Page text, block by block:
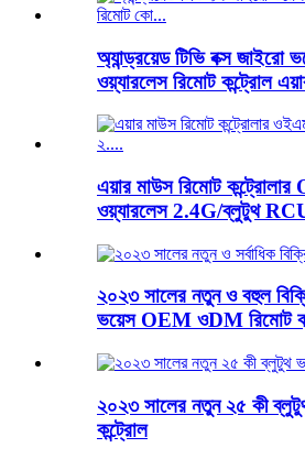
অ্যান্ড্রয়েড টিভি বক্স
ওয়্যারলেস রিমোট কন্ট্রোল
এয়ার মাউস রিমোট
ওয়্যারলেস 2.4G/ব্লুটুথ
২০২৩ সালের নতুন ও বহুল
ভয়েস OEM ওDM রিমোট
২০২৩ সালের নতুন ২৫ কী
কন্ট্রোল